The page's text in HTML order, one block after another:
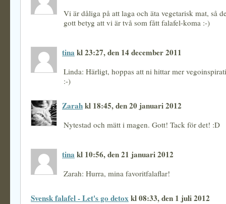
Vi är dåliga på att laga och äta vegetarisk mat, så
gott betyg att vi är två som fått falafel-koma :-)
tina kl 23:27, den 14 december 2011
Linda: Härligt, hoppas att ni hittar mer
:-)
Zarahkl 18:45, den 20 januari 2012
Nytestad och mätt i magen. Gott! Tack för det! :D
tina kl 10:56, den 21 januari 2012
Zarah: Hurra, mina favoritfalaflar!
Svensk falafel - Let's go detoxkl 08:33, den 1 juli 2012